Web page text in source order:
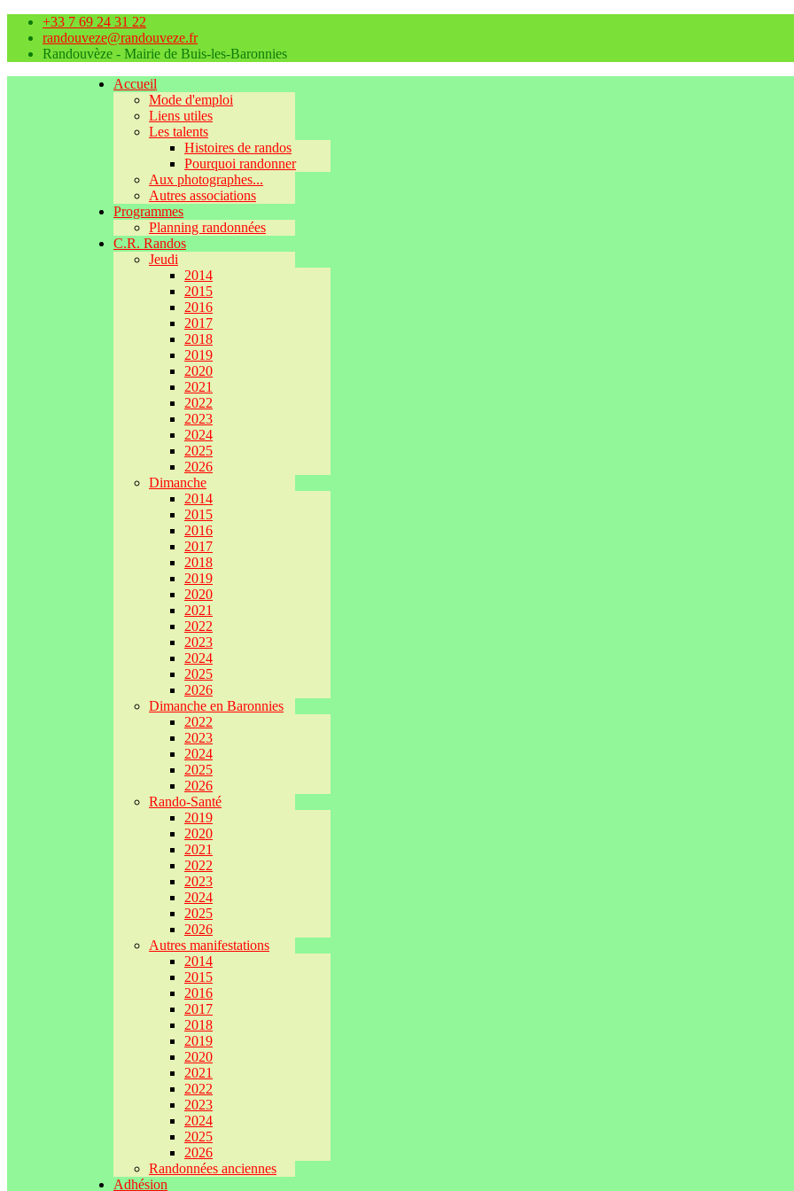
+33 7 69 24 31 22
randouveze@randouveze.fr
Randouvèze - Mairie de Buis-les-Baronnies
Accueil
Mode d'emploi
Liens utiles
Les talents
Histoires de randos
Pourquoi randonner
Aux photographes...
Autres associations
Programmes
Planning randonnées
C.R. Randos
Jeudi
2014
2015
2016
2017
2018
2019
2020
2021
2022
2023
2024
2025
2026
Dimanche
2014
2015
2016
2017
2018
2019
2020
2021
2022
2023
2024
2025
2026
Dimanche en Baronnies
2022
2023
2024
2025
2026
Rando-Santé
2019
2020
2021
2022
2023
2024
2025
2026
Autres manifestations
2014
2015
2016
2017
2018
2019
2020
2021
2022
2023
2024
2025
2026
Randonnées anciennes
Adhésion